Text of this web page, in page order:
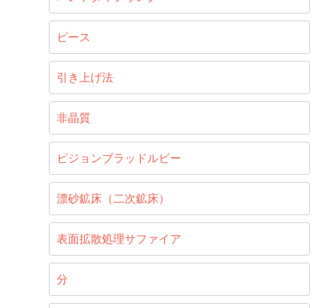
ピース
引き上げ法
非晶質
ピジョンブラッドルビー
漂砂鉱床（二次鉱床）
表面拡散処理サファイア
分